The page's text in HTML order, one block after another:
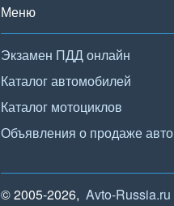
Меню
Экзамен ПДД онлайн
Каталог автомобилей
Каталог мотоциклов
Объявления о продаже авто
© 2005-2026, Avto-Russia.ru